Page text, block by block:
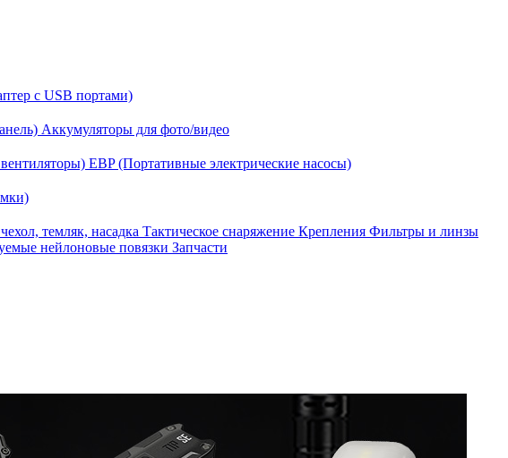
с USB портами)
Аккумуляторы для фото/видео
EBP (Портативные электрические насосы)
темляк, насадка Тактическое снаряжение Крепления Фильтры и линзы
нейлоновые повязки Запчасти